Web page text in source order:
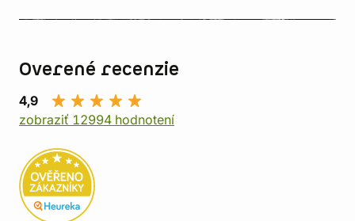
Overené recenzie
4,9
zobraziť 12994 hodnotení